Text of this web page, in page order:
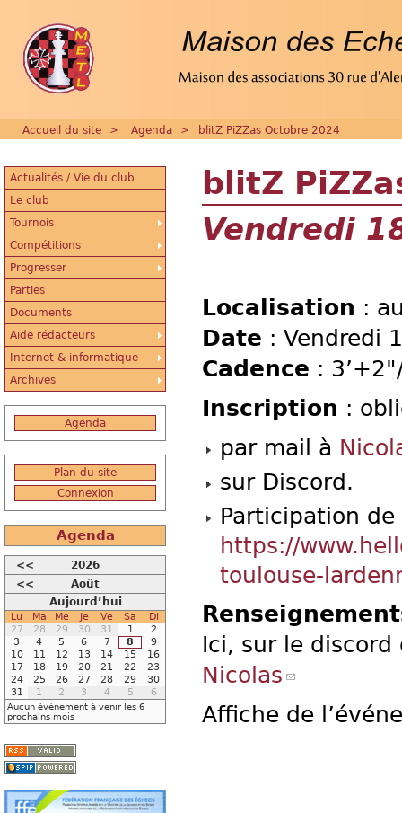
Accueil du site > Agenda > blitZ PiZZas Octobre 2024
blitZ
Vendredi
Localisation :
Date : Vendredi
Cadence :
Inscription :
par mail à
sur Discord.
Participation de
https://
toulouse-
Ici, sur le
Nicolas
Affiche de
Actualités / Vie du club
Le club
Tournois
Compétitions
Progresser
Parties
Documents
Aide rédacteurs
Internet & informatique
Archives
Agenda
Plan du site
Connexion
Agenda
<<
2026
<<
Août
Aujourd’hui
Lu Ma Me Je Ve Sa
Di
27
28 29 30 31 1
2
3
4 5 6 7 8
9
10
11 12 13 14 15
16
17
18 19 20 21 22
23
24
25 26 27 28 29
30
31
1 2 3 4 5 6
Aucun évènement à venir les 6
prochains mois